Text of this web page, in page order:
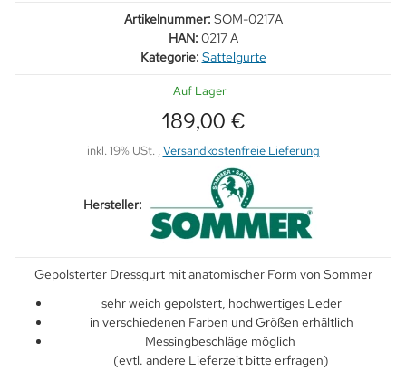
Artikelnummer: SOM-0217A
HAN: 0217 A
Kategorie: Sattelgurte
Auf Lager
189,00 €
inkl. 19% USt. ,Versandkostenfreie Lieferung
Hersteller:
Gepolsterter Dressgurt mit anatomischer Form von Sommer
sehr weich gepolstert, hochwertiges Leder
in verschiedenen Farben und Größen erhältlich
Messingbeschläge möglich
(evtl. andere Lieferzeit bitte erfragen)